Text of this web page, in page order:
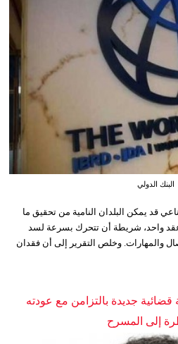
البنك الدولي
قد يمكن البلدان النامية من تحقيق ما
واحد، شريطة أن تتحرك بسرعة لسد
والمهارات. وخلص التقرير إلى أن فقدان
جديدة بالتزامن مع عودته
إلى المسرح